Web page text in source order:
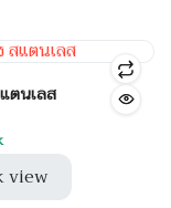
ตนเลส
view